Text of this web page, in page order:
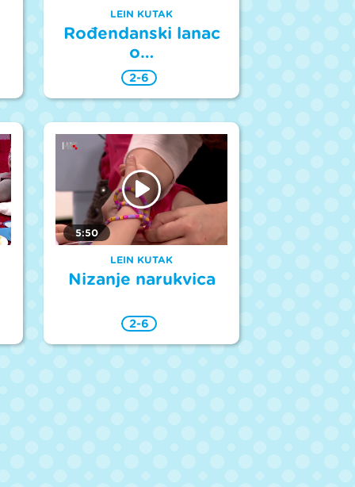
LEIN KUTAK
Rođendanski lanac
o…
2-6
5:50
LEIN KUTAK
Nizanje narukvica
2-6